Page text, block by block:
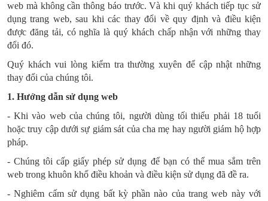
web mà không cần thông báo trước. Và khi quý khách tiếp tục sử
dụng trang web, sau khi các thay đổi về quy định và điều kiện
được đăng tải, có nghĩa là quý khách chấp nhận với những thay
đổi đó.
Quý khách vui lòng kiểm tra thường xuyên để cập nhật những
thay đổi của chúng tôi.
1. Hướng dẫn sử dụng web
- Khi vào web của chúng tôi, người dùng tối thiểu phải 18 tuổi
hoặc truy cập dưới sự giám sát của cha mẹ hay người giám hộ hợp
pháp.
- Chúng tôi cấp giấy phép sử dụng để bạn có thể mua sắm trên
web trong khuôn khổ điều khoản và điều kiện sử dụng đã đề ra.
- Nghiêm cấm sử dụng bất kỳ phần nào của trang web này với